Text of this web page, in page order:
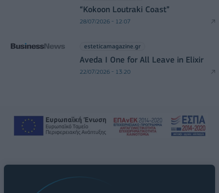
“Kokoon Loutraki Coast”
28/07/2026 - 12:07
esteticamagazine.gr
Aveda I One for All Leave in Elixir
22/07/2026 - 13:20